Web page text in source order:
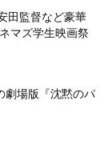
田監督など豪華
マズ学生映画祭
劇場版『沈黙のパ